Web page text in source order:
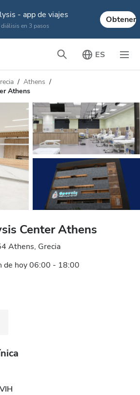
- app de viajes
diálisis en 3 pasos
Obtener
ES
Athens
Athens
Center Athens
Athens, Grecia
de hoy 06:00 - 18:00